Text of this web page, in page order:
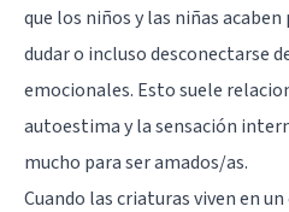
que los niños y las niñas
dudar o incluso desconectarse
emocionales. Esto suele
autoestima y la sensación
mucho para ser amados/as.
Cuando las criaturas viven en